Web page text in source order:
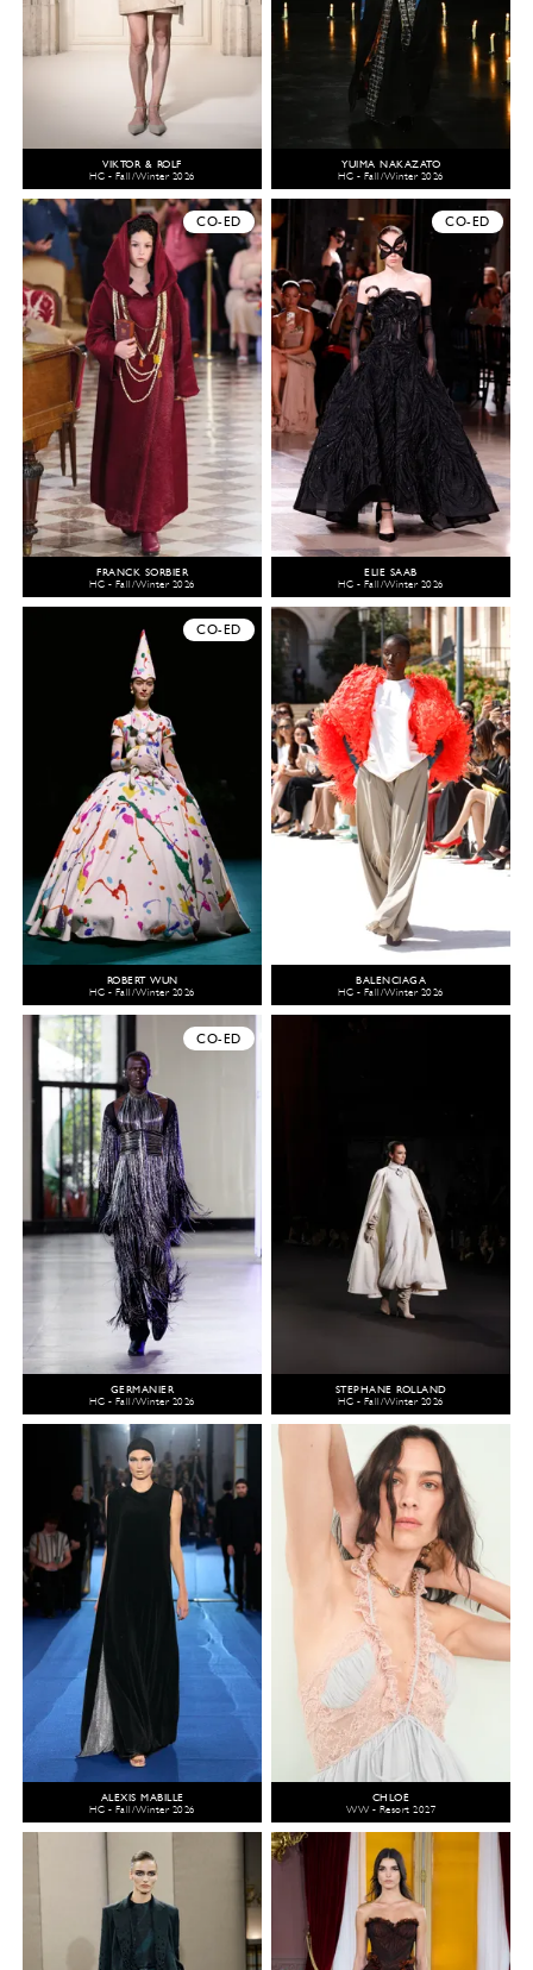
VIKTOR & ROLF
HC - Fall/Winter 2026
YUIMA NAKAZATO
HC - Fall/Winter 2026
CO-ED
FRANCK SORBIER
HC - Fall/Winter 2026
CO-ED
ELIE SAAB
HC - Fall/Winter 2026
CO-ED
ROBERT WUN
HC - Fall/Winter 2026
BALENCIAGA
HC - Fall/Winter 2026
CO-ED
GERMANIER
HC - Fall/Winter 2026
STEPHANE ROLLAND
HC - Fall/Winter 2026
ALEXIS MABILLE
HC - Fall/Winter 2026
CHLOÉ
WW - Resort 2027